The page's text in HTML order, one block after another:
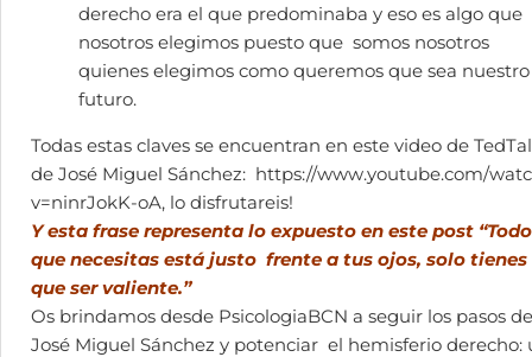
derecho era el que predominaba y eso es algo que
nosotros elegimos puesto que somos nosotros
quienes elegimos como queremos que sea nuestro
futuro.
Todas estas claves se encuentran en este video de
de José Miguel Sánchez: https://www.youtube.com/
v=ninrJokK-oA, lo disfrutareis!
Y esta frase representa lo expuesto en este post
que necesitas está justo frente a tus ojos, solo tienes
que ser valiente.”
Os brindamos desde PsicologiaBCN a seguir los pasos de
José Miguel Sánchez y potenciar el hemisferio derecho: